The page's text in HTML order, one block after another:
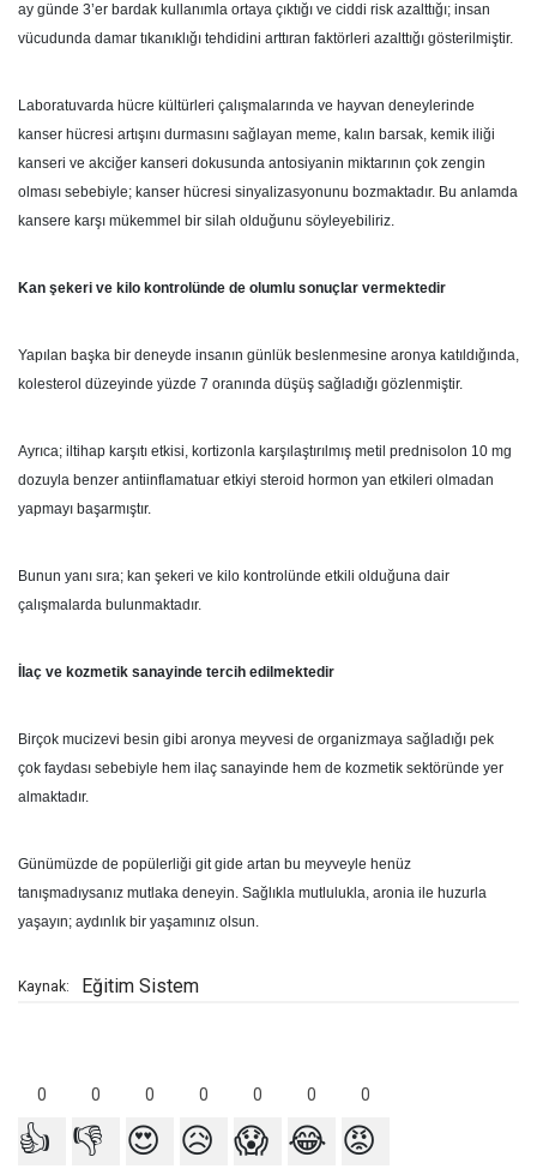
ay günde 3’er bardak kullanımla ortaya çıktığı ve ciddi risk azalttığı; insan
vücudunda damar tıkanıklığı tehdidini arttıran faktörleri azalttığı gösterilmiştir.
Laboratuvarda hücre kültürleri çalışmalarında ve hayvan deneylerinde
kanser hücresi artışını durmasını sağlayan meme, kalın barsak, kemik iliği
kanseri ve akciğer kanseri dokusunda antosiyanin miktarının çok zengin
olması sebebiyle; kanser hücresi sinyalizasyonunu bozmaktadır. Bu anlamda
kansere karşı mükemmel bir silah olduğunu söyleyebiliriz.
Kan şekeri ve kilo kontrolünde de olumlu sonuçlar vermektedir
Yapılan başka bir deneyde insanın günlük beslenmesine aronya katıldığında,
kolesterol düzeyinde yüzde 7 oranında düşüş sağladığı gözlenmiştir.
Ayrıca; iltihap karşıtı etkisi, kortizonla karşılaştırılmış metil prednisolon 10 mg
dozuyla benzer antiinflamatuar etkiyi steroid hormon yan etkileri olmadan
yapmayı başarmıştır.
Bunun yanı sıra; kan şekeri ve kilo kontrolünde etkili olduğuna dair
çalışmalarda bulunmaktadır.
İlaç ve kozmetik sanayinde tercih edilmektedir
Birçok mucizevi besin gibi aronya meyvesi de organizmaya sağladığı pek
çok faydası sebebiyle hem ilaç sanayinde hem de kozmetik sektöründe yer
almaktadır.
Günümüzde de popülerliği git gide artan bu meyveyle henüz
tanışmadıysanız mutlaka deneyin. Sağlıkla mutlulukla, aronia ile huzurla
yaşayın; aydınlık bir yaşamınız olsun.
Kaynak: Eğitim Sistem
0 0 0 0 0 0 0
👍 👎 😍 😥 😱 😂 😡